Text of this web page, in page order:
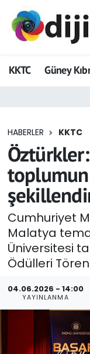
KKTC Güney
HABERLER KKTC
Cumhuriyet
Malatya
Üniversitesi
Ödülleri
04.06.2026 - 14:00
YAYINLANMA
Dijigazete
Eğitim
Ekonomi
Foto
GEZİ
Güncel
Gündem
KKTC
KKTC
Hava
Trafik
Tüm
Son
Haber